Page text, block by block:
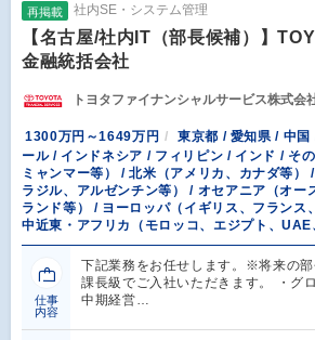
再掲載 社内SE・システム管理
【名古屋/社内IT（部長候補）】
金融統括会社
トヨタファイナンシャルサービス株式会
1300万円～1649万円
東京都 / 愛知県 / 中
ール / インドネシア / フィリピン / インド / そ
ミャンマー等） / 北米（アメリカ、カナダ等）
ラジル、アルゼンチン等） / オセアニア（オー
ランド等） / ヨーロッパ（イギリス、フランス
中近東・アフリカ（モロッコ、エジプト、UAE
仕事
内容
下記業務をお任せします。※将来の
課長級でご入社いただきます。 ・
中期経営…